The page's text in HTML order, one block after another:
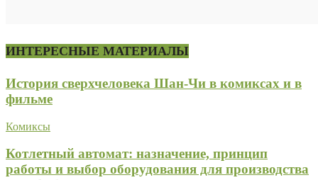
ИНТЕРЕСНЫЕ МАТЕРИАЛЫ
История сверхчеловека Шан-Чи в комиксах и в
фильме
Комиксы
Котлетный автомат: назначение, принцип
работы и выбор оборудования для производства